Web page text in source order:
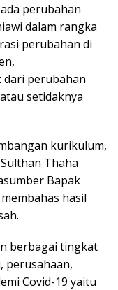
perubahan
dalam rangka
perubahan di
dari perubahan
setidaknya
kurikulum,
Thaha
Bapak
hasil
berbagai tingkat
perusahaan,
Covid-19 yaitu